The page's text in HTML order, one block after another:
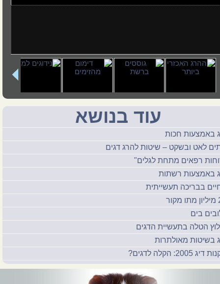
עוד בנושא
באמצעות חכות
לאט ובשקט – שיטות להרג דגים
רפאים מתחת לגלים"
באמצעות רשתות
בבריכה תעשייתית
בים
הטלה בתעשיית הדגים
בשיטות מאולתרות
2005: הקלה לדגים?